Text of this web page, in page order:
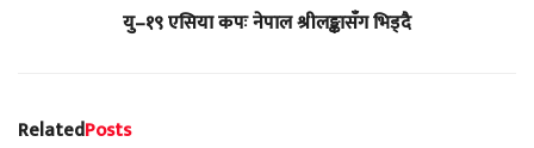
यु–१९ एसिया कपः नेपाल श्रीलङ्कासँग भिड्दै
RelatedPosts